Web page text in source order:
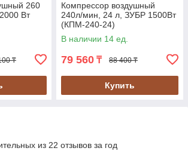
260
Вт
₸
Компрессор воздушный
240л/мин, 24 л, ЗУБР 1500Вт
(КПМ-240-24)
В наличии 14 ед.
79 560 ₸ 88 400 ₸
Купить
из 22 отзывов за год